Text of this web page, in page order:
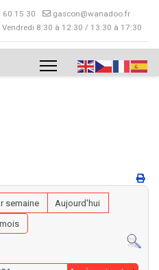
60 15 30
gascon@wanadoo.fr
Vendredi 8:30 à 12:30 / 13:30 à 17:30
semaine
Aujourd'hui